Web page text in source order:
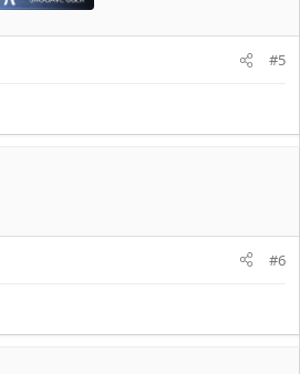
#5
#6